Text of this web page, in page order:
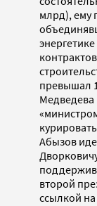
млрд), ему
превышал
Медведева
Абызов
второй
ссылкой